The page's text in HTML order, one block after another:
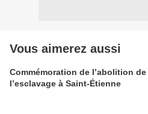
Vous aimerez aussi
Commémoration de l’abolition de
l’esclavage à Saint-Étienne